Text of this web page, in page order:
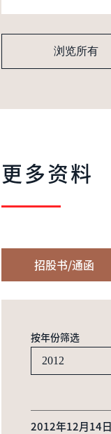
浏览所有
更多资料
招股书/通函
按年份筛选
2012
2012年12月14日